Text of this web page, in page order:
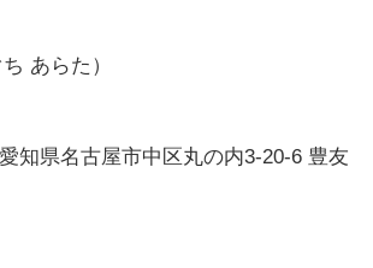
あらた）
知県名古屋市中区丸の内3-20-6 豊友